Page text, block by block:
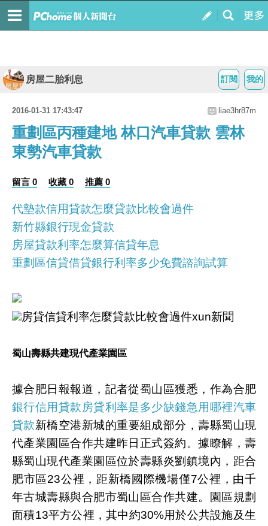
我的
訂閱
房屋二胎利息
2016-01-31 17:43:47 liae3hr87m
重劃區丙種建地 林口汽車貸款 雲林
東勢汽車貸款
留言 0 收藏 0 推薦 0
代墊款信用貸款怎麼貸款比較會過件
新竹縣銀行現金貸款
房屋貸款利率怎麼算信貸年息
重劃區信貸借貸銀行利率多少免費諮詢試算
房貸信貸利率怎麼貸款比較會過件xun新聞
蜀山壽縣共建現代產業園區
據合肥日報報道，記者從蜀山區獲悉，作為合肥
銀行信用貸款房貸利率是多少缺錢急用哪裡汽車
貸款新橋空港新城的重要組成部分，壽縣蜀山現
代產業園區合作共建昨日正式簽約。據瞭解，壽
縣蜀山現代產業園區位於壽縣炎劉鎮境內，距合
肥市區23公裡，距新橋國際機場僅7公裡，由千
年古城壽縣與合肥市蜀山區合作共建。園區規劃
面積13平方公裡，其中約30%用於公共設施及生